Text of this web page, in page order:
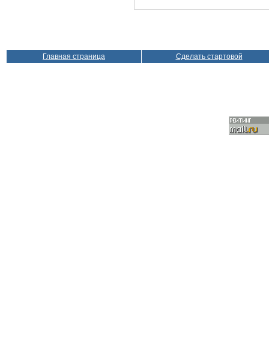
Главная страница Сделать стартовой